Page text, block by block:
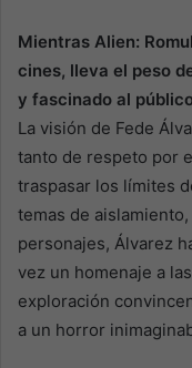
Mientras Alien:
cines, lleva el peso
y fascinado al
La visión de Fede
tanto de respeto por
traspasar los límites
temas de
personajes, Álvarez
vez un homenaje a
exploración
a un horror